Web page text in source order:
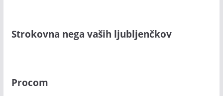
Strokovna nega vaših ljubljenčkov
Procom